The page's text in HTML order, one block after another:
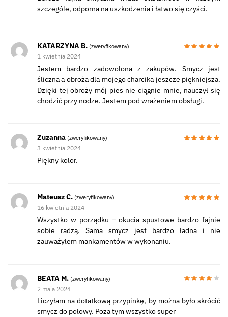
szczególe, odporna na uszkodzenia i łatwo się czyści.
KATARZYNA B. (zweryfikowany)
1 kwietnia 2024
Jestem bardzo zadowolona z zakupów. Smycz jest
śliczna a obroża dla mojego charcika jeszcze piękniejsza.
Dzięki tej obroży mój pies nie ciągnie mnie, nauczył się
chodzić przy nodze. Jestem pod wrażeniem obsługi.
Zuzanna (zweryfikowany)
3 kwietnia 2024
Piękny kolor.
Mateusz C. (zweryfikowany)
16 kwietnia 2024
Wszystko w porządku – okucia spustowe bardzo fajnie
sobie radzą. Sama smycz jest bardzo ładna i nie
zauważyłem mankamentów w wykonaniu.
BEATA M. (zweryfikowany)
2 maja 2024
Liczyłam na dotatkową przypinkę, by można było skrócić
smycz do połowy. Poza tym wszystko super